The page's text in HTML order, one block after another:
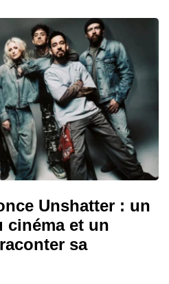
Unshatter : un
cinéma et un
sa